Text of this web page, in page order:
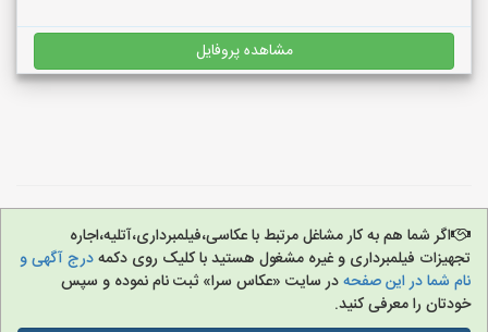
مشاهده پروفایل
اگر شما هم به کار مشاغل مرتبط با عکاسی،فیلمبرداری،آتلیه،اجاره
تجهیزات فیلمبرداری و غیره مشغول هستید با کلیک روی دکمهدرج آگهی و
نام شما در این صفحهدر سایت «عکاس سرا» ثبت نام نموده و سپس
خودتان را معرفی کنید.